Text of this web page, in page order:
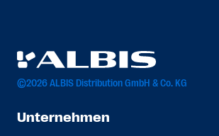
©2026 ALBIS Distribution GmbH & Co. KG
Unternehmen